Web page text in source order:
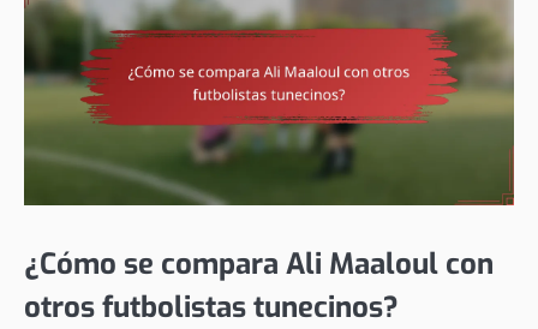
¿Cómo se compara Ali Maaloul con
otros futbolistas tunecinos?